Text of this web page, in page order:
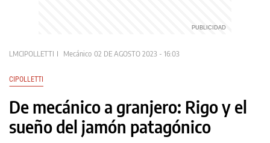
LMCIPOLLETTI Mecánico 02 DE AGOSTO 2023 - 16:03
CIPOLLETTI
De mecánico a granjero: Rigo y el
sueño del jamón patagónico